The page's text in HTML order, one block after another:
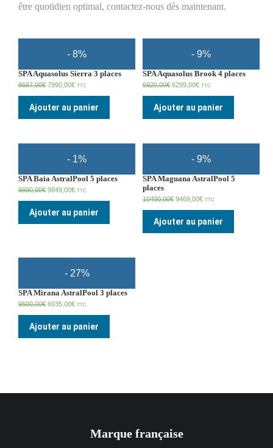
être quotidien optimal, contactez-nous dès maintenant.
- 8%
SPA Aquasolus Sierra 3 places
8687,00€ 7990,00€ TTC
Ajouter au panier
- 9%
SPA Aquasolus Brook 4 places
6920,00€ 6299,00€ TTC
Ajouter au panier
- 1%
SPA Baia AstralPool 5 places
9990,00€ 9849,00€ TTC
Ajouter au panier
- 9%
SPA Maguana AstralPool 5
places
10400,00€ 9469,00€ TTC
Ajouter au panier
- 27%
SPA Mirana AstralPool 3 places
9500,00€ 6935,00€ TTC
Ajouter au panier
Marque française